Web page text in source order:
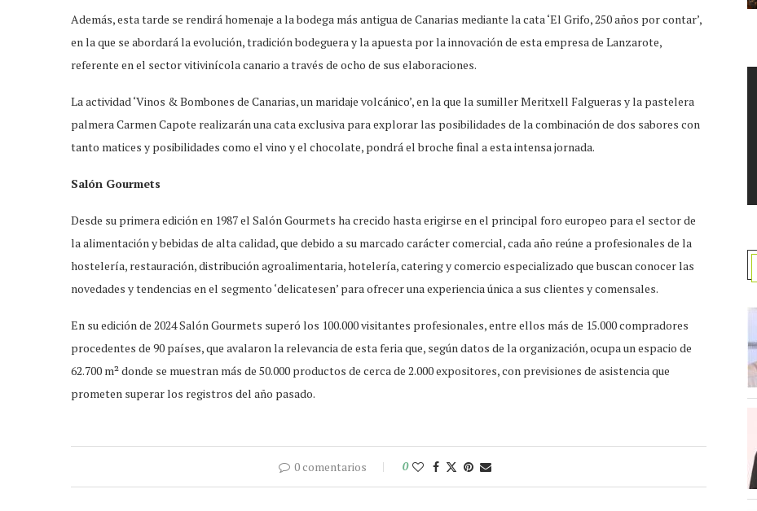
Además, esta tarde se rendirá homenaje a la bodega más antigua de Canarias mediante la cata ‘El Grifo, 250 años por contar’,
en la que se abordará la evolución, tradición bodeguera y la apuesta por la innovación de esta empresa de Lanzarote,
referente en el sector vitivinícola canario a través de ocho de sus elaboraciones.
La actividad ‘Vinos & Bombones de Canarias, un maridaje volcánico’, en la que la sumiller Meritxell Falgueras y la pastelera
palmera Carmen Capote realizarán una cata exclusiva para explorar las posibilidades de la combinación de dos sabores con
tanto matices y posibilidades como el vino y el chocolate, pondrá el broche final a esta intensa jornada.
Salón Gourmets
Desde su primera edición en 1987 el Salón Gourmets ha crecido hasta erigirse en el principal foro europeo para el sector de
la alimentación y bebidas de alta calidad, que debido a su marcado carácter comercial, cada año reúne a profesionales de la
hostelería, restauración, distribución agroalimentaria, hotelería, catering y comercio especializado que buscan conocer las
novedades y tendencias en el segmento ‘delicatesen’ para ofrecer una experiencia única a sus clientes y comensales.
En su edición de 2024 Salón Gourmets superó los 100.000 visitantes profesionales, entre ellos más de 15.000 compradores
procedentes de 90 países, que avalaron la relevancia de esta feria que, según datos de la organización, ocupa un espacio de
62.700 m² donde se muestran más de 50.000 productos de cerca de 2.000 expositores, con previsiones de asistencia que
prometen superar los registros del año pasado.
0 comentarios 0